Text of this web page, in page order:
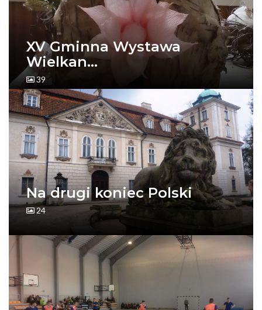
XV Gminna Wystawa
Wielkan...
39
Na drugi koniec Polski
24